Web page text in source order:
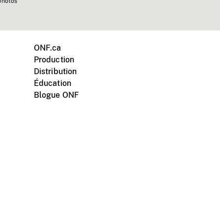
ONF.ca
Production
Distribution
Éducation
Blogue ONF